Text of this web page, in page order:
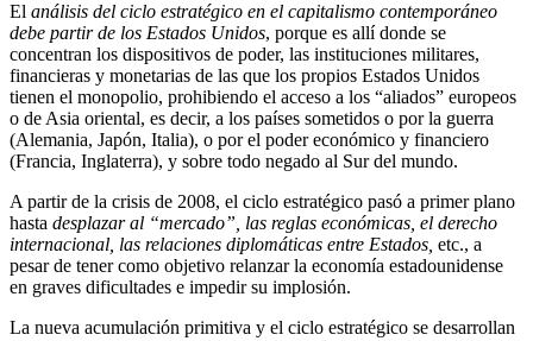
El análisis del ciclo estratégico en el capitalismo contemporáneo
debe partir de los Estados Unidos, porque es allí donde se
concentran los dispositivos de poder, las instituciones militares,
financieras y monetarias de las que los propios Estados Unidos
tienen el monopolio, prohibiendo el acceso a los “aliados” europeos
o de Asia oriental, es decir, a los países sometidos o por la guerra
(Alemania, Japón, Italia), o por el poder económico y financiero
(Francia, Inglaterra), y sobre todo negado al Sur del mundo.
A partir de la crisis de 2008, el ciclo estratégico pasó a primer plano
hasta desplazar al “mercado”, las reglas económicas, el derecho
internacional, las relaciones diplomáticas entre Estados, etc., a
pesar de tener como objetivo relanzar la economía estadounidense
en graves dificultades e impedir su implosión.
La nueva acumulación primitiva y el ciclo estratégico se desarrollan